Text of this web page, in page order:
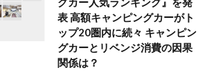
表 高額キャンピングカーがト
ップ20圏内に続々 キャンピン
グカーとリベンジ消費の因果
関係は？